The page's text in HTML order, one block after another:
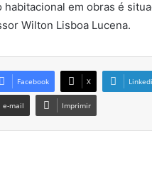
habitacional em obras é
Wilton Lisboa Lucena.
Facebook X
e-mail Imprimir